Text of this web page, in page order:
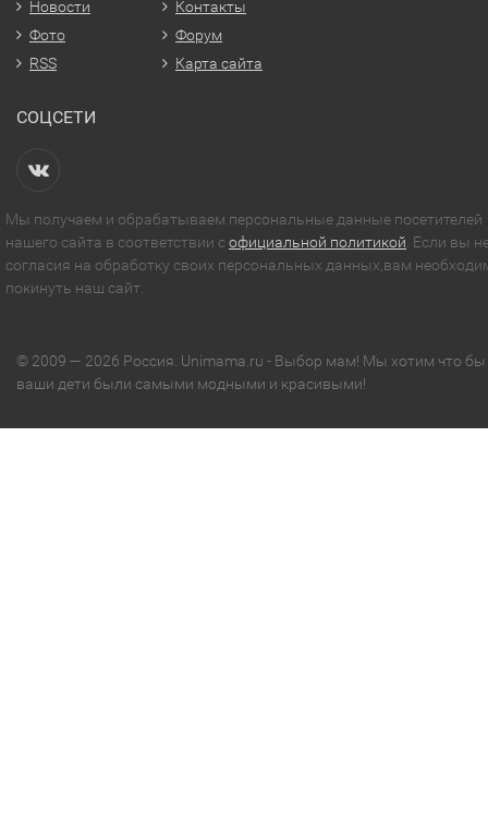
Новости
Фото
RSS
Контакты
Форум
Карта сайта
СОЦСЕТИ
Мы получаем и обрабатываем персональные данные посетителей
нашего сайта в соответствии софициальной политикой . Если вы
согласия на обработку своих персональных данных,вам
покинуть наш сайт.
© 2009 — 2026 Россия. Unimama.ru - Выбор мам! Мы хотим что бы
ваши дети были самыми модными и красивыми!